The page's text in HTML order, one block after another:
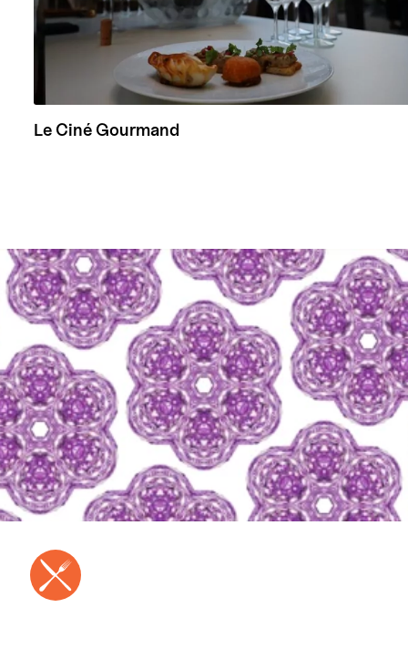
Le Ciné Gourmand